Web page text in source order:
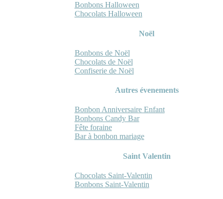
Bonbons Halloween
Chocolats Halloween
Noël
Bonbons de Noël
Chocolats de Noël
Confiserie de Noël
Autres évenements
Bonbon Anniversaire Enfant
Bonbons Candy Bar
Fête foraine
Bar à bonbon mariage
Saint Valentin
Chocolats Saint-Valentin
Bonbons Saint-Valentin